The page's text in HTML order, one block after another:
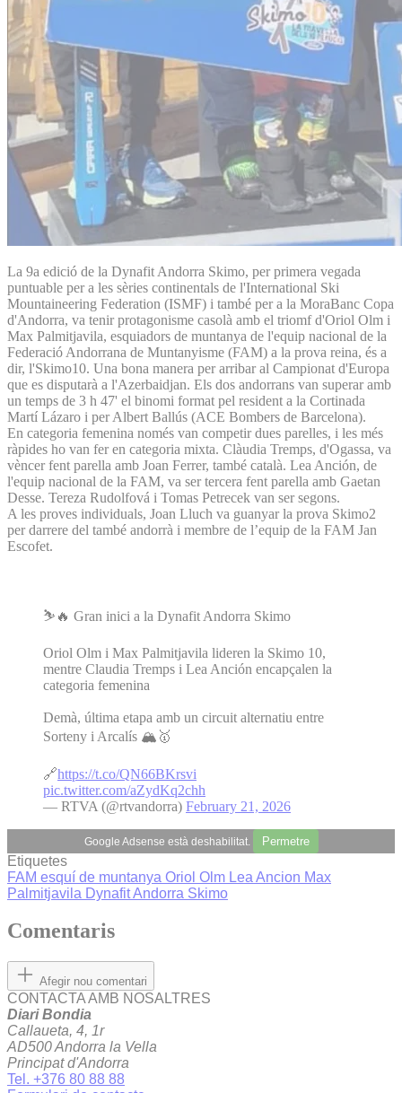
La 9a edició de la Dynafit Andorra Skimo, per primera vegada
puntuable per a les sèries continentals de l'International Ski
Mountaineering Federation (ISMF) i també per a la MoraBanc Copa
d'Andorra, va tenir protagonisme casolà amb el triomf d'Oriol Olm i
Max Palmitjavila, esquiadors de muntanya de l'equip nacional de la
Federació Andorrana de Muntanyisme (FAM) a la prova reina, és a
dir, l'Skimo10. Una bona manera per arribar al Campionat d'Europa
que es disputarà a l'Azerbaidjan. Els dos andorrans van superar amb
un temps de 3 h 47' el binomi format pel resident a la Cortinada
Martí Lázaro i per Albert Ballús (ACE Bombers de Barcelona).
En categoria femenina només van competir dues parelles, i les més
ràpides ho van fer en categoria mixta. Clàudia Tremps, d'Ogassa, va
vèncer fent parella amb Joan Ferrer, també català. Lea Anción, de
l'equip nacional de la FAM, va ser tercera fent parella amb Gaetan
Desse. Tereza Rudolfová i Tomas Petrecek van ser segons.
A les proves individuals, Joan Lluch va guanyar la prova Skimo2
per darrere del també andorrà i membre de l’equip de la FAM Jan
Escofet.
⛷️🔥 Gran inici a la Dynafit Andorra Skimo
Oriol Olm i Max Palmitjavila lideren la Skimo 10,
mentre Claudia Tremps i Lea Anción encapçalen la
categoria femenina
Demà, última etapa amb un circuit alternatiu entre
Sorteny i Arcalís 🏔️🥇
🔗https://t.co/QN66BKrsvi
pic.twitter.com/aZydKq2chh
— RTVA (@rtvandorra) February 21, 2026
Google Adsense està deshabilitat. Permetre
Etiquetes
FAM esquí de muntanya Oriol Olm Lea Ancion Max
Palmitjavila Dynafit Andorra Skimo
Comentaris
Afegir nou comentari
CONTACTA AMB NOSALTRES
Diari Bondia
Callaueta, 4, 1r
AD500 Andorra la Vella
Principat d'Andorra
Tel. +376 80 88 88